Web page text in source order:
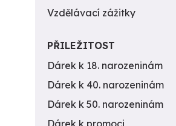
Vzdělávací zážitky
PŘILEŽITOST
Dárek k 18. narozeninám
Dárek k 40. narozeninám
Dárek k 50. narozeninám
Dárek k promoci